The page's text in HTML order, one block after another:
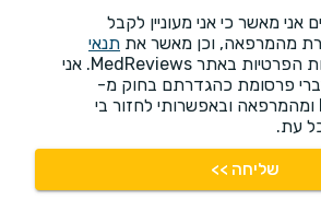
מאשר כי אני מעוניין לקבל
מהמרפאה, וכן מאשר את תנאי
ומדיניות הפרטיות באתר MedReviews. אני
דברי פרסומת כהגדרתם בחוק מ-
MedReviews ומהמרפאה ובאפשרותי לחזור בי
עת.
שליחה >>